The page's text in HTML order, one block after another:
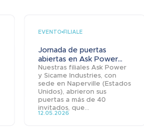
EVENTO FILIALE
Jornada de puertas
abiertas en Ask Power...
Nuestras filiales Ask Power
y Sicame Industries, con
sede en Naperville (Estados
Unidos), abrieron sus
puertas a más de 40
invitados, que...
12.05.2026